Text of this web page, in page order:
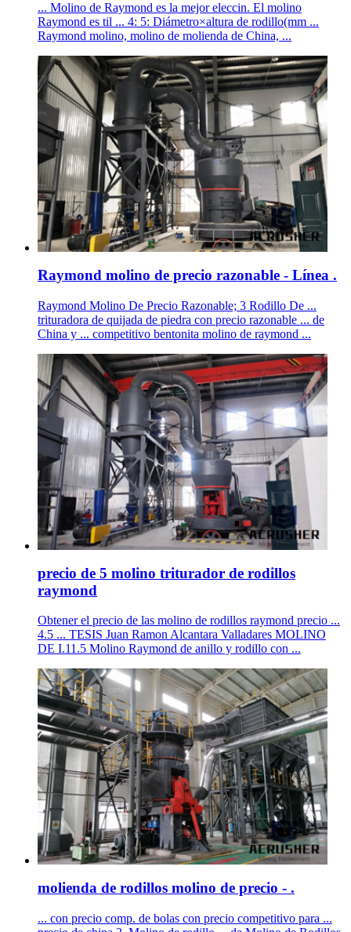
... Molino de Raymond es la mejor eleccin. El molino
Raymond es til ... 4: 5: Diámetro×altura de rodillo(mm ...
Raymond molino, molino de molienda de China, ...
Raymond molino de precio razonable - Línea .
Raymond Molino De Precio Razonable; 3 Rodillo De ...
trituradora de quijada de piedra con precio razonable ... de
China y ... competitivo bentonita molino de raymond ...
precio de 5 molino triturador de rodillos
raymond
Obtener el precio de las molino de rodillos raymond precio ...
4.5 ... TESIS Juan Ramon Alcantara Valladares MOLINO
DE I.11.5 Molino Raymond de anillo y rodillo con ...
molienda de rodillos molino de precio - .
... con precio comp. de bolas con precio competitivo para ...